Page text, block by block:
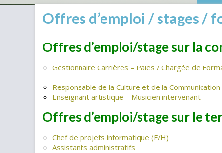
Offres d’emploi / stages /
Offres d’emploi/stage sur la
Gestionnaire Carrières – Paies / Chargée de
Responsable de la Culture et de la
Enseignant artistique – Musicien intervenant
Offres d’emploi/stage sur le
Chef de projets informatique (F/H)
Assistants administratifs